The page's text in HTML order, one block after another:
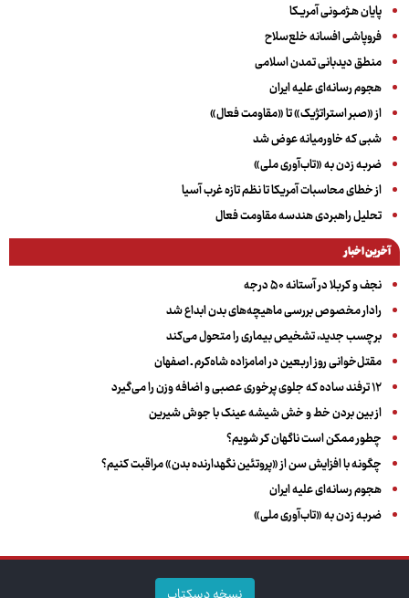
پایان هـژمـونی آمریـکا
فروپاشی افسانه خلع‌سلاح
منطق دیدبانی تمدن اسلامی
هجوم رسانه‌ای علیه ایران
از «صبر استراتژیک» تا «مقاومت فعال»
شبی که خاورمیانه عوض شد
ضربه زدن به «تاب‌آوری ملی»
از خطای محاسبات آمریکا تا نظم تازه غرب آسیا
تحلیل راهبردی هندسه مقاومت فعال
آخرین اخبار
نجف و کربلا در آستانه ۵۰ درجه
رادار مخصوص بررسی ماهیچه‌های بدن ابداع شد
برچسب جدید، تشخیص بیماری را متحول می‌کند
مقتل‌خوانی روز اربعین در امامزاده شاه‌کرم ـ اصفهان
۱۲ ترفند ساده که جلوی پرخوری عصبی و اضافه ‌وزن را می‌گیرد
از بین بردن خط و خش شیشه عینک با جوش شیرین
چطور ممکن است ناگهان کر شویم؟
چگونه با افزایش سن از «پروتئین نگهدارنده بدن» مراقبت کنیم؟
هجوم رسانه‌ای علیه ایران
ضربه زدن به «تاب‌آوری ملی»